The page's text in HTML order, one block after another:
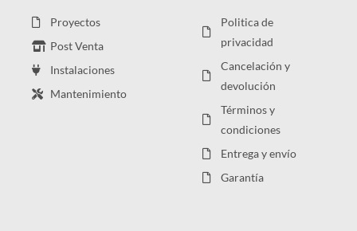
Proyectos
Post Venta
Instalaciones
Mantenimiento
Politica de
privacidad
Cancelación y
devolución
Términos y
condiciones
Entrega y envío
Garantía